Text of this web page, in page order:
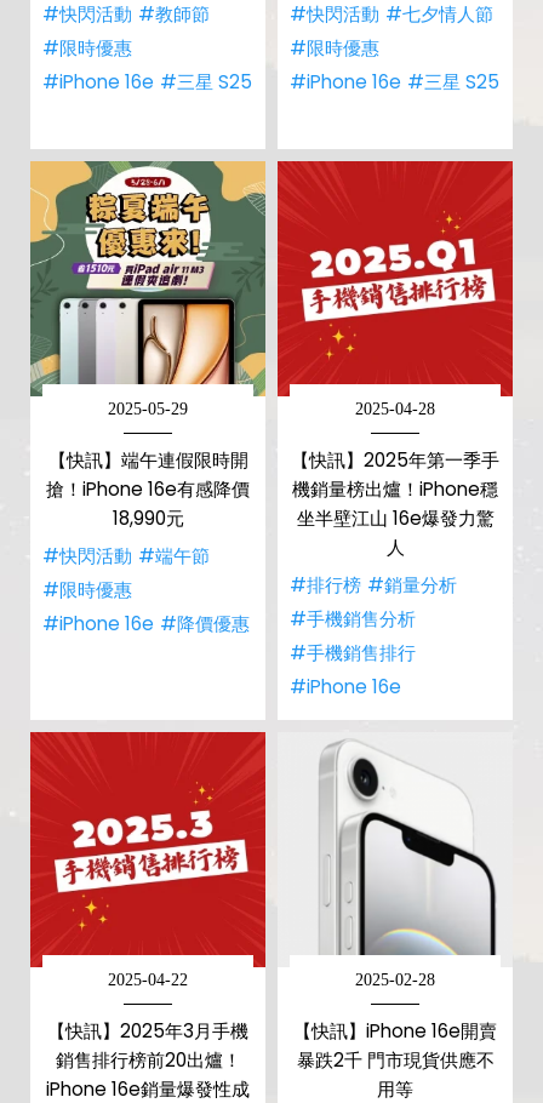
#快閃活動 #教師節
#限時優惠
#iPhone 16e #三星 S25
#快閃活動 #七夕情人節
#限時優惠
#iPhone 16e #三星 S25
2025-05-29
【快訊】端午連假限時開
搶！iPhone 16e有感降價
18,990元
#快閃活動 #端午節
#限時優惠
#iPhone 16e #降價優惠
2025-04-28
【快訊】2025年第一季手
機銷量榜出爐！iPhone穩
坐半壁江山 16e爆發力驚
人
#排行榜 #銷量分析
#手機銷售分析
#手機銷售排行
#iPhone 16e
2025-04-22
【快訊】2025年3月手機
銷售排行榜前20出爐！
iPhone 16e銷量爆發性成
2025-02-28
【快訊】iPhone 16e開賣
暴跌2千 門市現貨供應不
用等